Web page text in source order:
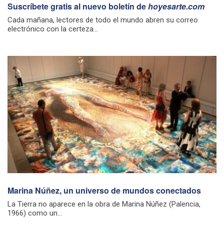
Suscríbete gratis al nuevo boletín dehoyesarte.com
Cada mañana, lectores de todo el mundo abren su correo
electrónico con la certeza...
Marina Núñez, un universo de mundos conectados
La Tierra no aparece en la obra de Marina Núñez (Palencia,
1966) como un...